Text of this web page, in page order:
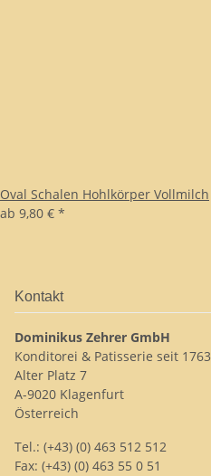
Oval Schalen Hohlkörper Vollmilch
ab 9,80 € *
Kontakt
Dominikus Zehrer GmbH
Konditorei & Patisserie seit 1763
Alter Platz 7
A-9020 Klagenfurt
Österreich
Tel.: (+43) (0) 463 512 512
Fax: (+43) (0) 463 55 0 51